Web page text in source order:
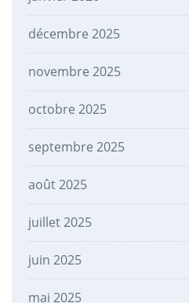
décembre 2025
novembre 2025
octobre 2025
septembre 2025
août 2025
juillet 2025
juin 2025
mai 2025